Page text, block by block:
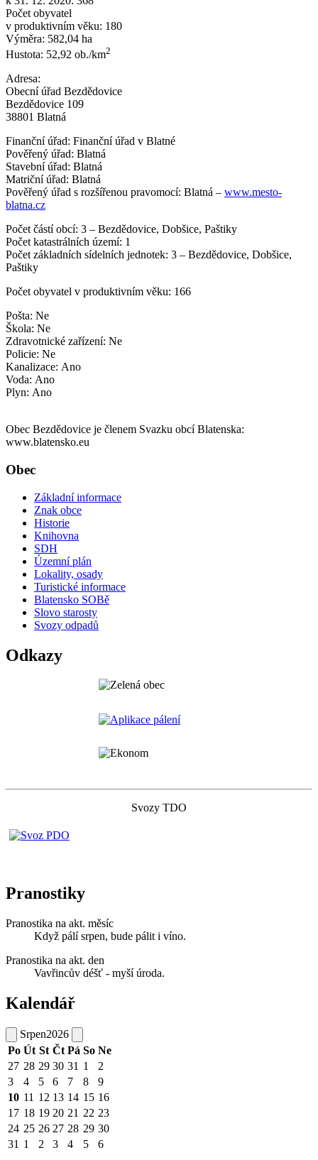
Počet obyvatel
v produktivním věku: 180
Výměra: 582,04 ha
Hustota: 52,92 ob./km2
Adresa:
Obecní úřad Bezdědovice
Bezdědovice 109
38801 Blatná
Finanční úřad: Finanční úřad v Blatné
Pověřený úřad: Blatná
Stavební úřad: Blatná
Matriční úřad: Blatná
Pověřený úřad s rozšířenou pravomocí: Blatná – www.mesto-
blatna.cz
Počet částí obcí: 3 – Bezdědovice, Dobšice, Paštiky
Počet katastrálních území: 1
Počet základních sídelních jednotek: 3 – Bezdědovice, Dobšice,
Paštiky
Počet obyvatel v produktivním věku: 166
Pošta: Ne
Škola: Ne
Zdravotnické zařízení: Ne
Policie: Ne
Kanalizace: Ano
Voda: Ano
Plyn: Ano
Obec Bezdědovice je členem Svazku obcí Blatenska:
www.blatensko.eu
Obec
Základní informace
Znak obce
Historie
Knihovna
SDH
Územní plán
Lokality, osady
Turistické informace
Blatensko SOBě
Slovo starosty
Svozy odpadů
Odkazy
Svozy TDO
Pranostiky
Pranostika na akt. měsíc
Když pálí srpen, bude pálit i víno.
Pranostika na akt. den
Vavřincův déšť - myší úroda.
Kalendář
Srpen2026
Po Út St Čt Pá So Ne
27 28 29 30 31 1
2
3
4 5 6 7 8
9
10 11 12 13 14 15 16
17 18 19 20 21 22 23
24 25 26 27 28 29 30
31 1 2 3 4 5 6